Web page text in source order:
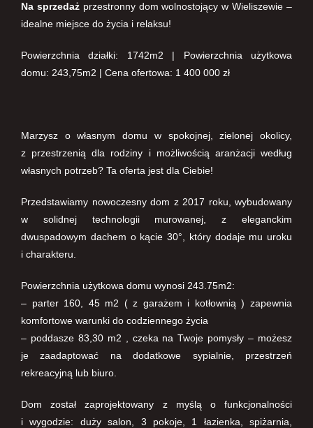
Na sprzedażprzestronny dom wolnostojący w Wieliszewie –
idealne miejsce do życia i relaksu!
Powierzchnia działki: 1742m2 | Powierzchnia użytkowa
domu: 243,75m2 | Cena ofertowa: 1 400 000 zł
Marzysz o własnym domu w spokojnej, zielonej okolicy,
z przestrzenią dla rodziny i możliwością aranżacji według
własnych potrzeb? Ta oferta jest dla Ciebie!
Przedstawiamy nowoczesny dom z 2017 roku, wybudowany
w solidnej technologii murowanej, z eleganckim
dwuspadowym dachem o kącie 30°, który dodaje mu uroku
i charakteru.
Powierzchnia użytkowa domu wynosi 243.75m2:
– parter 160, 45 m2 ( z garażem i kotłownią ) zapewnia
komfortowe warunki do codziennego życia
– poddasze 83,30 m2 , czeka na Twoje pomysły – możesz
je zaadaptować na dodatkowe sypialnie, przestrzeń
rekreacyjną lub biuro.
Dom został zaprojektowany z myślą o funkcjonalności
i wygodzie: duży salon, 3 pokoje, 1 łazienka, spiżarnia,